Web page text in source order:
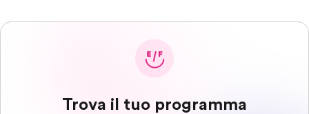
Trova il tuo programma